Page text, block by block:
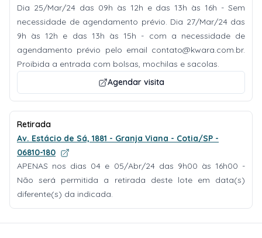
Dia 25/Mar/24 das 09h às 12h e das 13h às 16h - Sem
necessidade de agendamento prévio. Dia 27/Mar/24 das
9h às 12h e das 13h às 15h - com a necessidade de
agendamento prévio pelo email contato@kwara.com.br.
Proibida a entrada com bolsas, mochilas e sacolas.
Agendar visita
Retirada
Av. Estácio de Sá, 1881 - Granja Viana - Cotia/SP -
06810-180
APENAS nos dias 04 e 05/Abr/24 das 9h00 às 16h00 -
Não será permitida a retirada deste lote em data(s)
diferente(s) da indicada.